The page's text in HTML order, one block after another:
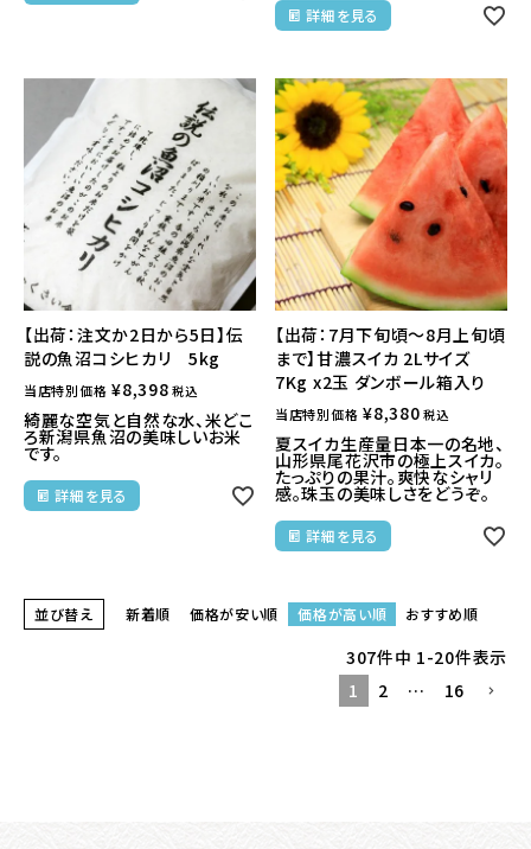
詳細を見る
【出荷：注文か2日から5日】伝
説の魚沼コシヒカリ 5kg
当店特別価格 ¥8,398 税込
綺麗な空気と自然な水、米どこ
ろ新潟県魚沼の美味しいお米
です。
詳細を見る
【出荷：7月下旬頃～8月上旬頃
まで】甘濃スイカ 2Lサイズ
7Kg x2玉 ダンボール箱入り
当店特別価格 ¥8,380 税込
夏スイカ生産量日本一の名地、
山形県尾花沢市の極上スイカ。
たっぷりの果汁。爽快なシャリ
感。珠玉の美味しさをどうぞ。
詳細を見る
並び替え 新着順 価格が安い順 価格が高い順 おすすめ順
307件中 1-20件表示
1
2 … 16